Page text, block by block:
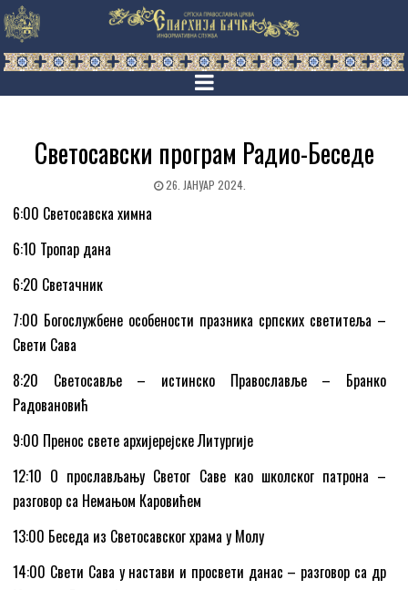
Светосавски програм Радио-Беседе
26. ЈАНУАР 2024.
6:00 Светосавска химна
6:10 Тропар дана
6:20 Светачник
7:00 Богослужбене особености празника српских светитеља –
Свети Сава
8:20 Светосавље – истинско Православље – Бранко
Радовановић
9:00 Пренос свете архијерејске Литургије
12:10 О прослављању Светог Саве као школског патрона –
разговор са Немањом Каровићем
13:00 Беседа из Светосавског храма у Молу
14:00 Свети Сава у настави и просвети данас – разговор са др